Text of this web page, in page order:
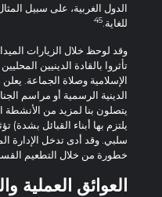
الدول الغربية، على سبيل المثال
للغاية. 45
وقد لوحظ خلال الزيارات
تأثروا بالقادة الدينيين
الإسلامية وصلاة الجماعة. يعلن
الدينية الرسمية أو مراسم الجنازة
يتصلون بنا لمزيد من الأنشطة
يلتزم بها أبناء القبائل بشدة)
سلبي. وقد أدى تدخل الإدارة
خطورة من خلال التطعيم القسري.
العوائق العملية